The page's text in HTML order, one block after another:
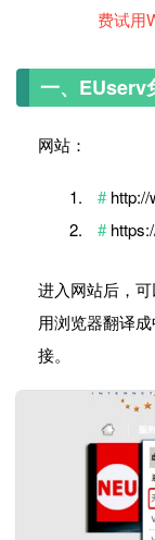
费试用
一、EUserv
网站：
进入网站后，
用浏览器翻译
接。